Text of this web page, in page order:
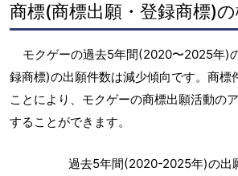
商標(商標出願・登録商標)
モクゲーの過去5年間(2020〜2025年)
録商標)の出願件数は減少傾向です。商標
ことにより、モクゲーの商標出願活動の
することができます。
過去5年間(2020-2025年)の出